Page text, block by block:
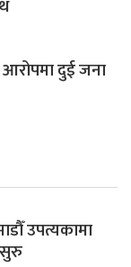
दुई जना
उपत्यकामा
सुरु